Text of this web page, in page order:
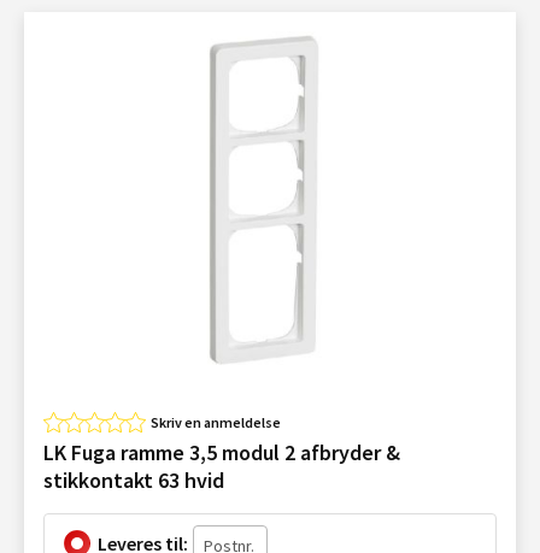
Skriv en anmeldelse
LK Fuga ramme 3,5 modul 2 afbryder &
stikkontakt 63 hvid
Leveres til: